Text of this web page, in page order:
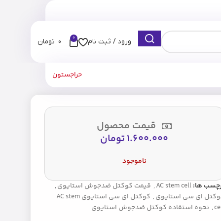
ورود / ثبت نام 0
0 تومان
حراجستون
قیمت محصول
1.600.000تومان
ناموجود
ها:AC stem cell
, قیمت کوکتل ضدجوش استایوی,
ای سی استایوی,
کوکتل ای سی استایوی AC stem
, نحوه استفاده کوکتل ضدجوش استایوی